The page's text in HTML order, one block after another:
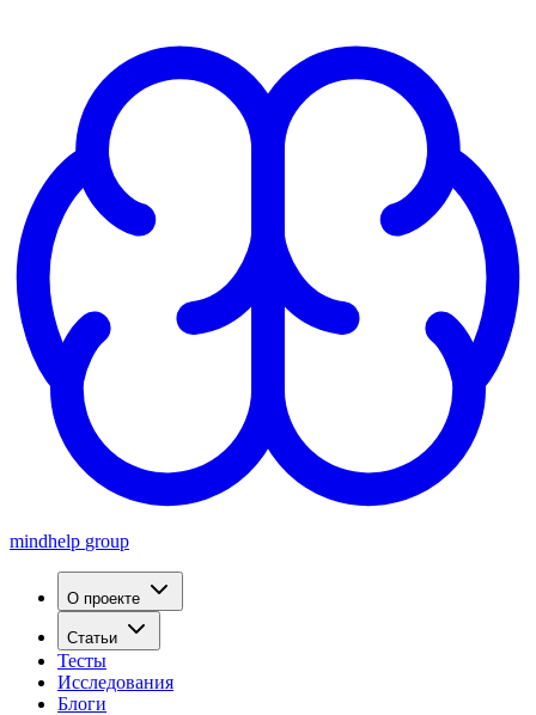
mindhelp group
О проекте
Статьи
Тесты
Исследования
Блоги